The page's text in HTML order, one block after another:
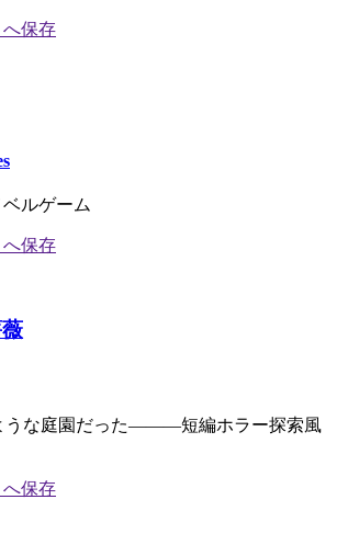
ルゲーム
うな庭園だった―――短編ホラー探索風